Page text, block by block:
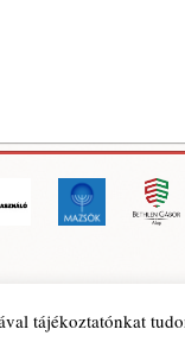
fenntartva.
tájékoztatónkat